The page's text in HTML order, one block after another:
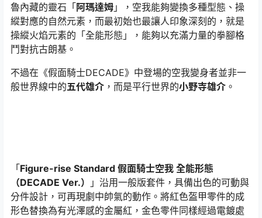
魯內藏的靈石「阿瑪達姆 」，空我能夠變換多種型態、操
縱對應的自然元素，而最初始也最讓人印象深刻的，就是
操縱火焰元素的「全能形態」，能夠以充滿力量的拳腳格
鬥對抗古朗基。
不過在《假面騎士DECADE》中登場的空我變身者並非一
般世界線中的五代雄介 ，而是平行世界的小野寺雄介 。
「Figure-rise Standard 假面騎士空我 全能形態
（DECADE Ver.）
」沿用一般版套件，具備出色的可動與
分件設計，可再現劇中帥氣的動作。將紅色盔甲零件的成
形色替換為有光澤感的金屬紅，金色零件同樣經過電鍍處